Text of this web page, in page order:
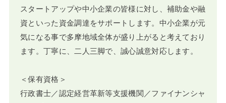
スタートアップや中小企業の皆様に対し、補助金や融
資といった資金調達をサポートします。中小企業が元
気になる事で多摩地域全体が盛り上がると考えており
ます。丁寧に、二人三脚で、誠心誠意対応します。
＜保有資格＞
行政書士／認定経営革新等支援機関／ファイナンシャ